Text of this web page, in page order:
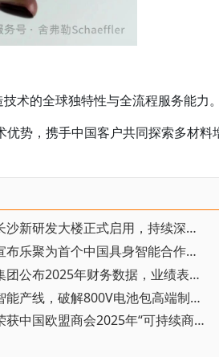
术的全球独特性与全流程服务能力
势，携手中国客户共同探索多材料
▪ 舍弗勒长沙新研发大楼正式启用，持续深耕本土研发
▪ 舍弗勒宣布乐聚为首个中国具身智能合作伙伴，人形机器人走向全球产业协同
▪ 舍弗勒集团公布2025年财务数据，业绩表现稳健
▪ 舍弗勒智能产线，破解800V电池包高端制造难题
▪ 舍弗勒荣获中国欧盟商会2025年“可持续商业奖”三项殊荣